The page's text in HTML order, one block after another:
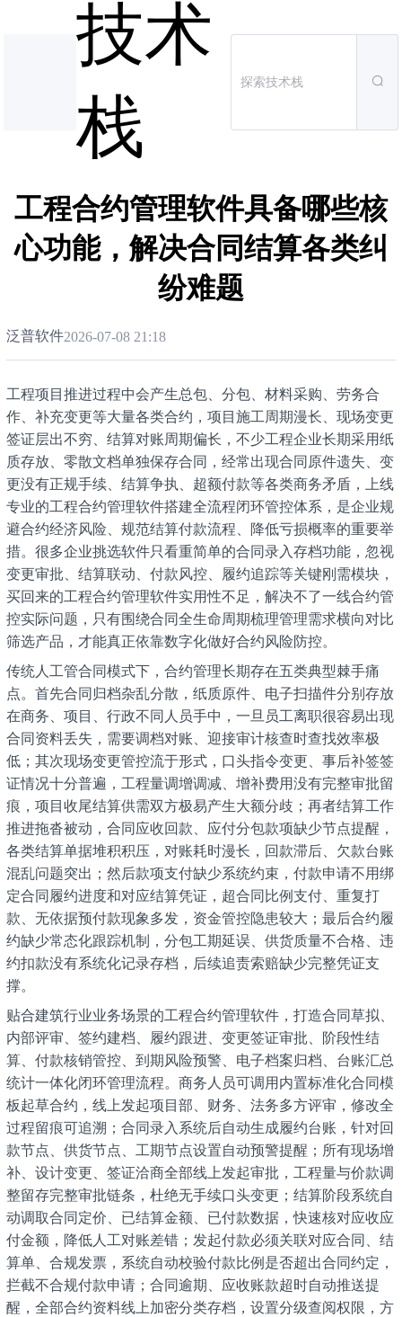
技术
栈
工程合约管理软件具备哪些核
心功能，解决合同结算各类纠
纷难题
泛普软件2026-07-08 21:18
工程项目推进过程中会产生总包、分包、材料采购、劳务合
作、补充变更等大量各类合约，项目施工周期漫长、现场变更
签证层出不穷、结算对账周期偏长，不少工程企业长期采用纸
质存放、零散文档单独保存合同，经常出现合同原件遗失、变
更没有正规手续、结算争执、超额付款等各类商务矛盾，上线
专业的工程合约管理软件搭建全流程闭环管控体系，是企业规
避合约经济风险、规范结算付款流程、降低亏损概率的重要举
措。很多企业挑选软件只看重简单的合同录入存档功能，忽视
变更审批、结算联动、付款风控、履约追踪等关键刚需模块，
买回来的工程合约管理软件实用性不足，解决不了一线合约管
控实际问题，只有围绕合同全生命周期梳理管理需求横向对比
筛选产品，才能真正依靠数字化做好合约风险防控。
传统人工管合同模式下，合约管理长期存在五类典型棘手痛
点。首先合同归档杂乱分散，纸质原件、电子扫描件分别存放
在商务、项目、行政不同人员手中，一旦员工离职很容易出现
合同资料丢失，需要调档对账、迎接审计核查时查找效率极
低；其次现场变更管控流于形式，口头指令变更、事后补签签
证情况十分普遍，工程量调增调减、增补费用没有完整审批留
痕，项目收尾结算供需双方极易产生大额分歧；再者结算工作
推进拖沓被动，合同应收回款、应付分包款项缺少节点提醒，
各类结算单据堆积积压，对账耗时漫长，回款滞后、欠款台账
混乱问题突出；然后款项支付缺少系统约束，付款申请不用绑
定合同履约进度和对应结算凭证，超合同比例支付、重复打
款、无依据预付款现象多发，资金管控隐患较大；最后合约履
约缺少常态化跟踪机制，分包工期延误、供货质量不合格、违
约扣款没有系统化记录存档，后续追责索赔缺少完整凭证支
撑。
贴合建筑行业业务场景的工程合约管理软件，打造合同草拟、
内部评审、签约建档、履约跟进、变更签证审批、阶段性结
算、付款核销管控、到期风险预警、电子档案归档、台账汇总
统计一体化闭环管理流程。商务人员可调用内置标准化合同模
板起草合约，线上发起项目部、财务、法务多方评审，修改全
过程留痕可追溯；合同录入系统后自动生成履约台账，针对回
款节点、供货节点、工期节点设置自动预警提醒；所有现场增
补、设计变更、签证洽商全部线上发起审批，工程量与价款调
整留存完整审批链条，杜绝无手续口头变更；结算阶段系统自
动调取合同定价、已结算金额、已付款数据，快速核对应收应
付金额，降低人工对账差错；发起付款必须关联对应合同、结
算单、合规发票，系统自动校验付款比例是否超出合同约定，
拦截不合规付款申请；合同逾期、应收账款超时自动推送提
醒，全部合约资料线上加密分类存档，设置分级查阅权限，方